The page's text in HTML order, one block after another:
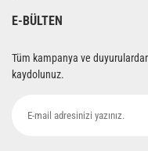
E-BÜLTEN
Tüm kampanya ve
kaydolunuz.